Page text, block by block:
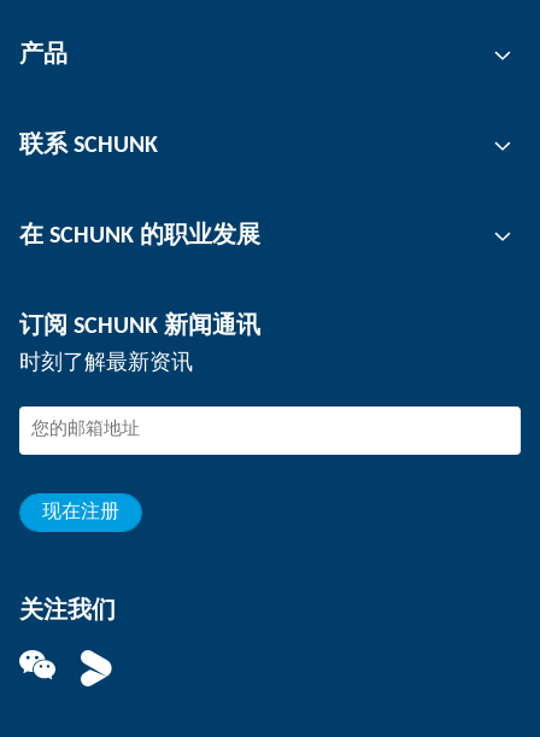
产品
抓取技术
工件夹持
联系 SCHUNK
工作地点
活动
SCHUNK – 检举系统
在 SCHUNK 的职业发展
在 SCHUNK 工作
年轻的专业人员
见习生
订阅 SCHUNK 新闻通讯
时刻了解最新资讯
现在注册
关注我们